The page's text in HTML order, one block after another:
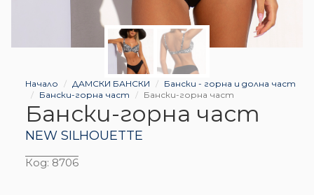
Начало ДАМСКИ БАНСКИ
Бански - горна и долна част
Бански-горна част
Бански-горна част
Бански-горна част
NEW SILHOUETTE
Код: 8706